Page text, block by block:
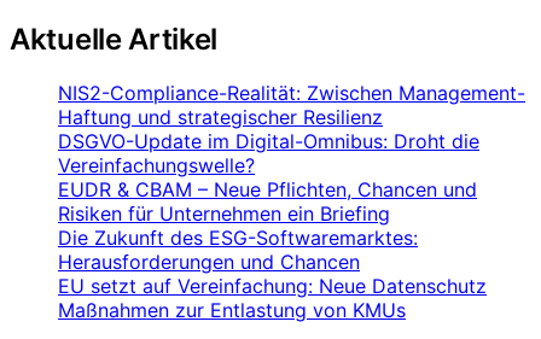
Aktuelle Artikel
NIS2-Compliance-Realität: Zwischen Management-
Haftung und strategischer Resilienz
DSGVO-Update im Digital-Omnibus: Droht die
Vereinfachungswelle?
EUDR & CBAM – Neue Pflichten, Chancen und
Risiken für Unternehmen ein Briefing
Die Zukunft des ESG-Softwaremarktes:
Herausforderungen und Chancen
EU setzt auf Vereinfachung: Neue Datenschutz
Maßnahmen zur Entlastung von KMUs